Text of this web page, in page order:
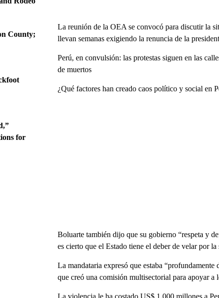
County;
for
La reunión de la OEA se convocó para discutir la
llevan semanas exigiendo la renuncia de la
Perú, en convulsión: las protestas siguen en las
de muertos
¿Qué factores han creado caos político y social en
Boluarte también dijo que su gobierno “respeta y
es cierto que el Estado tiene el deber de velar por
La mandataria expresó que estaba
que creó una comisión multisectorial para apoyar a
La violencia le ha costado US$ 1.000 millones a